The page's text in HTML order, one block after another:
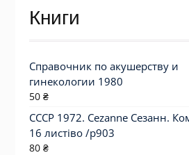
Книги
Справочник по акушерству и
гинекологии 1980
50 ₴
СССР 1972. Cezanne Сезанн.
16 листіво /р903
80 ₴